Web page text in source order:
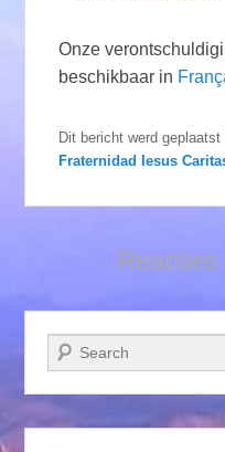
Onze
beschikbaar in
Dit bericht werd
Fraternidad Iesus
Zoeken